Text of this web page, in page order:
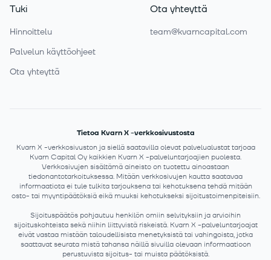
Tuki
Hinnoittelu
Palvelun käyttöohjeet
Ota yhteyttä
Ota yhteyttä
team@kvarncapital.com
Tietoa Kvarn X -verkkosivustosta
Kvarn X -verkkosivuston ja siellä saatavilla olevat palvelualustat tarjoaa
Kvarn Capital Oy kaikkien Kvarn X -palveluntarjoajien puolesta.
Verkkosivujen sisältämä aineisto on tuotettu ainoastaan
tiedonantotarkoituksessa. Mitään verkkosivujen kautta saatavaa
informaatiota ei tule tulkita tarjouksena tai kehotuksena tehdä mitään
osto- tai myyntipäätöksiä eikä muuksi kehotukseksi sijoitustoimenpiteisiin.
Sijoituspäätös pohjautuu henkilön omiin selvityksiin ja arvioihin
sijoituskohteista sekä niihin liittyvistä riskeistä. Kvarn X -palveluntarjoajat
eivät vastaa mistään taloudellisista menetyksistä tai vahingoista, jotka
saattavat seurata mistä tahansa näillä sivuilla olevaan informaatioon
perustuvista sijoitus- tai muista päätöksistä.